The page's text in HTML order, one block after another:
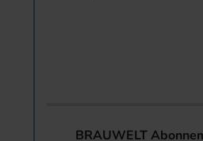
BRAUWELT